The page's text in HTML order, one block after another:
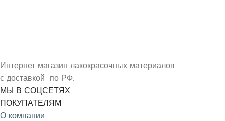
Интернет магазин лакокрасочных материалов
с доставкой по РФ.
МЫ В СОЦСЕТЯХ
ПОКУПАТЕЛЯМ
О компании